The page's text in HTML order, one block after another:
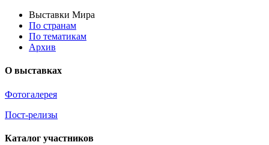
Выставки Мира
По странам
По тематикам
Архив
О выставках
Фотогалерея
Пост-релизы
Каталог участников